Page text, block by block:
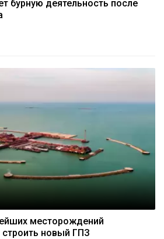
бурную деятельность после
месторождений
строить новый ГПЗ